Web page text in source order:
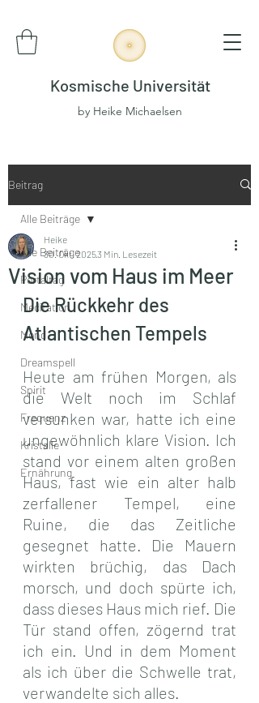
Kosmische Universität
by Heike Michaelsen
Beitrag
Alle Beiträge
Portaltag
Meditation
Mond
Dreamspell
Spirit
Frequenz
Kristalle
Ernährung
Alle Beiträge
Vision vom Haus im Meer
Heike
30. Okt. 20253 Min. Lesezeit
Die Rückkehr des
Atlantischen Tempels
Heute am frühen Morgen, als
die Welt noch im Schlaf
versunken war, hatte ich eine
ungewöhnlich klare Vision. Ich
stand vor einem alten großen
Haus, fast wie ein alter halb
zerfallener Tempel, eine
Ruine, die das Zeitliche
gesegnet hatte. Die Mauern
wirkten brüchig, das Dach
morsch, und doch spürte ich,
dass dieses Haus mich rief. Die
Tür stand offen, zögernd trat
ich ein. Und in dem Moment
als ich über die Schwelle trat,
verwandelte sich alles.